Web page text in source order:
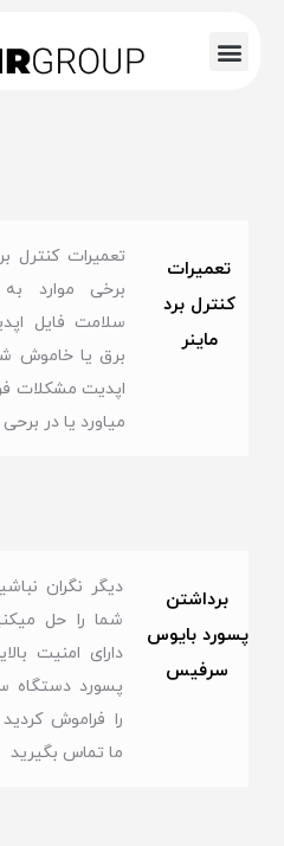
تعمیرات
کنترل برد
ماینر
تعمیرات کنترل
برخی موارد
سلامت فایل
برق یا خاموش
اپدیت مشکلات
میاورد یا در برحی
برداشتن
پسورد بایوس
سرفیس
دیگر نگران
شما را حل
دارای امنیت
پسورد دستگاه
را فراموش
ما تماس بگیرید